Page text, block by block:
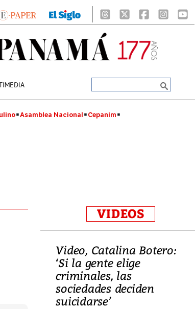
Asamblea Nacional Cepanim
VIDEOS
Video, Catalina Botero:
‘Si la gente elige
criminales, las
sociedades deciden
suicidarse’